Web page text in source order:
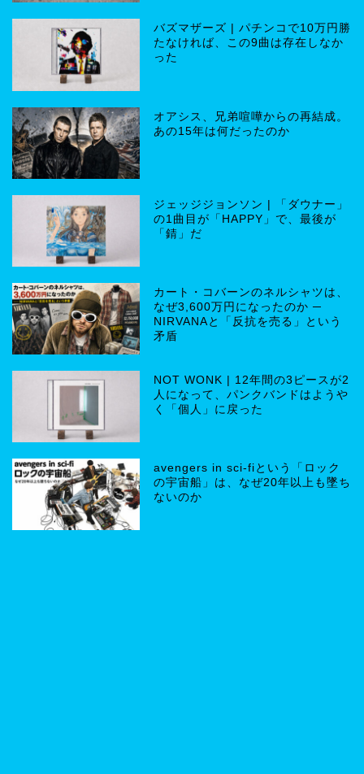
バズマザーズ | パチンコで10万円勝
たなければ、この9曲は存在しなか
った
オアシス、兄弟喧嘩からの再結成。
あの15年は何だったのか
ジェッジジョンソン | 「ダウナー」
の1曲目が「HAPPY」で、最後が
「錆」だ
カート・コバーンのネルシャツは、
なぜ3,600万円になったのか ─
NIRVANAと「反抗を売る」という
矛盾
NOT WONK | 12年間の3ピースが2
人になって、パンクバンドはようや
く「個人」に戻った
avengers in sci-fiという「ロック
の宇宙船」は、なぜ20年以上も墜ち
ないのか